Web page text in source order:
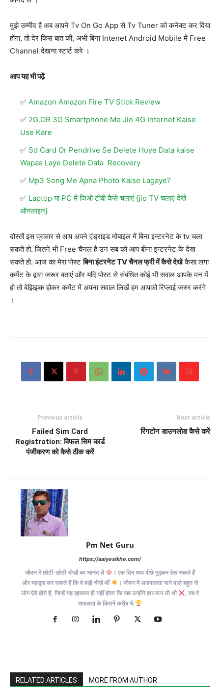
मुझे उम्मीद है अब आपने Tv On Go App से Tv Tuner को कनेक्ट कर दिया
होगा, तो देर किस बात की, अभी बिना Intenet Android Mobile में Free
Channel देखना स्टार्ट करे ।
आप यह भी पढ़ें
Amazon Amazon Fire TV Stick Review
2G.OR 3G Smartphone Me Jio 4G Internet Kaise
Use Kare
Sd Card Or Pendrive Se Delete Huye Data kaise
Wapas Laye Delete Data Recovery
Mp3 Song Me Apna Photo Kaise Lagaye?
Laptop या PC में जिओ टीवी कैसे चलाएं {jio TV चलाएं देखे
ऑनलाइन}
दोस्तों इस प्रकार से आप अपने एंड्राइड मोबाइल में बिना इन्टरनेट के tv चला
सकते हो. जितने भी Free चैनल है उन सब को आप बीना इन्टरनेट के देख
सकते हो. आज का मेरा पोस्टबिना इंटरनेट TV चैनल फ्री में कैसे देखेकैसा लगा
कमेंट के द्वारा जरूर बताएं और यदि पोस्ट से संबंधित कोई भी सवाल आपके मन में
हो तो बेझिझक होकर कमेंट में अपना सवाल लिखें हम आपको रिप्लाई जरुर करंगे
।
Previous article
Failed Sim Card
Registration: विफल सिम कार्ड
पंजीकरण को कैसे ठीक करें
Next article
रिंगटोन डाउनलोड कैसे करें
Pm Net Guru
https://aaiyesikhe.com/
जीवन में छोटी-छोटी चीज़ों का आनंद लें
। एक दिन आप पीछे मुड़कर देख सकते हैं
और महसूस कर सकते हैं कि वे बड़ी चीज़ें थीं
। जीवन में असफलता पाने वाले बहुत से
लोग ऐसे होते हैं, जिन्हें यह एहसास ही नहीं होता कि जब उन्होंने हार मान ली थी
, तब वे
सफलता के कितने करीब थे
RELATED ARTICLES MORE FROM AUTHOR